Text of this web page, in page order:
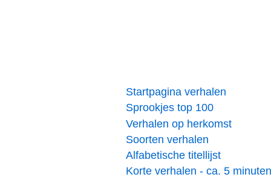
Startpagina verhalen
Sprookjes top 100
Verhalen op herkomst
Soorten verhalen
Alfabetische titellijst
Korte verhalen - ca. 5 minuten